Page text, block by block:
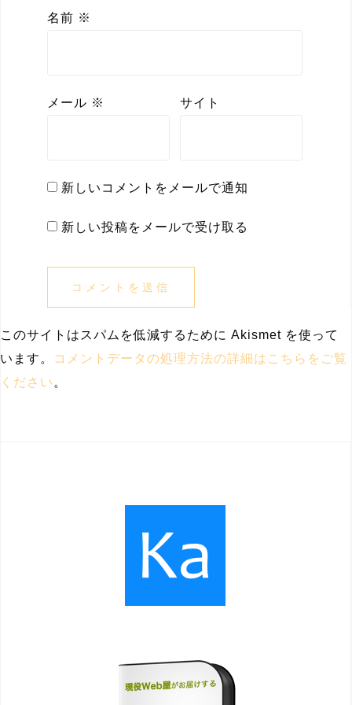
名前 ※
メール ※ サイト
新しいコメントをメールで通知
新しい投稿をメールで受け取る
このサイトはスパムを低減するために Akismet を使って
います。
コメントデータの処理方法の詳細はこちらをご覧
ください 。